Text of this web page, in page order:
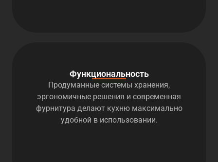
Функциональность
Продуманные системы хранения,
эргономичные решения и современная
фурнитура делают кухню максимально
удобной в использовании.